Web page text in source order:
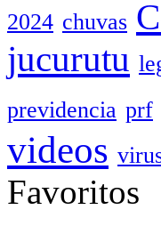
2024 chuvas
jucurutu
previdencia prf
videos
Favoritos